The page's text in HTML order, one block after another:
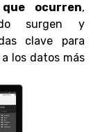
ocurren,
surgen y
clave para
los datos más